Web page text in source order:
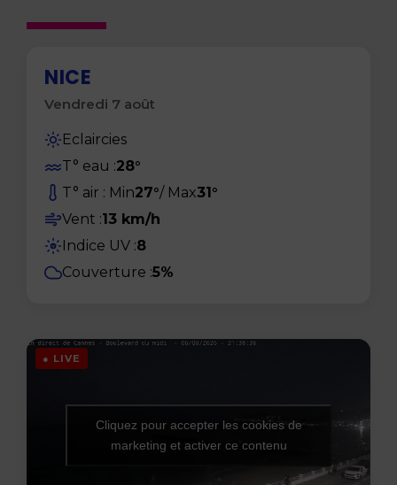
NICE
Vendredi 7 août
Eclaircies
T° eau :28°
T° air : Min27°/ Max31°
Vent :13 km/h
UV Indice UV :8
Couverture :5%
● LIVE
Cliquez pour accepter les cookies de
marketing et activer ce contenu